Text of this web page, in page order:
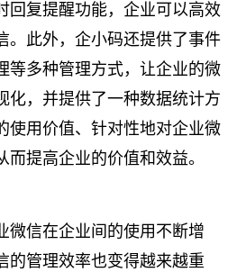
回复提醒功能，企业可以高效
。此外，企小码还提供了事件
等多种管理方式，让企业的微
化，并提供了一种数据统计方
使用价值、针对性地对企业微
提高企业的价值和效益。
微信在企业间的使用不断增
的管理效率也变得越来越重